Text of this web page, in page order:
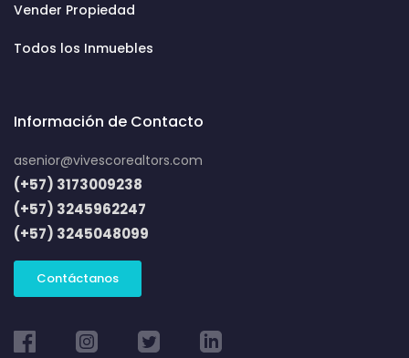
Vender Propiedad
Todos los Inmuebles
Información de Contacto
asenior@vivescorealtors.com
(+57) 3173009238
(+57) 3245962247
(+57) 3245048099
Contáctanos